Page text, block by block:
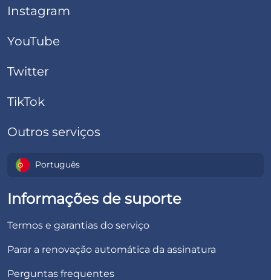
Instagram
YouTube
Twitter
TikTok
Outros serviços
Português
Informações de suporte
Termos e garantias do serviço
Parar a renovação automática da assinatura
Perguntas frequentes